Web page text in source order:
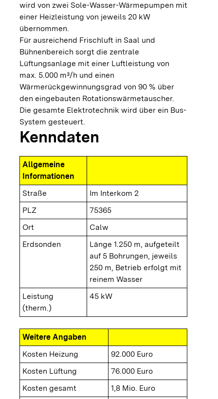
wird von zwei Sole-Wasser-Wärmepumpen mit
einer Heizleistung von jeweils 20 kW
übernommen.
Für ausreichend Frischluft in Saal und
Bühnenbereich sorgt die zentrale
Lüftungsanlage mit einer Luftleistung von
max. 5.000 m³/h und einen
Wärmerückgewinnungsgrad von 90 % über
den eingebauten Rotationswärmetauscher.
Die gesamte Elektrotechnik wird über ein Bus-
System gesteuert.
Kenndaten
Allgemeine
Informationen
Straße
Im Interkom 2
PLZ
75365
Ort
Calw
Erdsonden
Länge 1.250 m, aufgeteilt
auf 5 Bohrungen, jeweils
250 m, Betrieb erfolgt mit
reinem Wasser
Leistung
(therm.)
45 kW
Weitere Angaben
Kosten Heizung
92.000 Euro
Kosten Lüftung
76.000 Euro
Kosten gesamt
1,8 Mio. Euro